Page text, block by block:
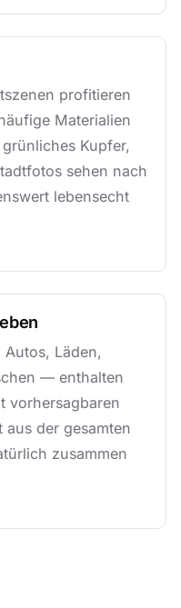
profitieren
Materialien
Kupfer,
sehen nach
lebensecht
Läden,
— enthalten
vorhersagbaren
aus der gesamten
zusammen